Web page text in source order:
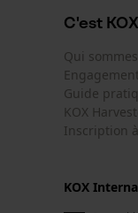
C'est KOX
Qui
Guide
KOX
Inscription
KOX